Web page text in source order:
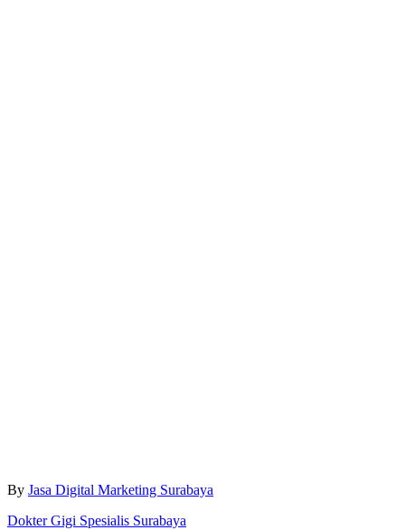
By Jasa Digital Marketing Surabaya
Dokter Gigi Spesialis Surabaya